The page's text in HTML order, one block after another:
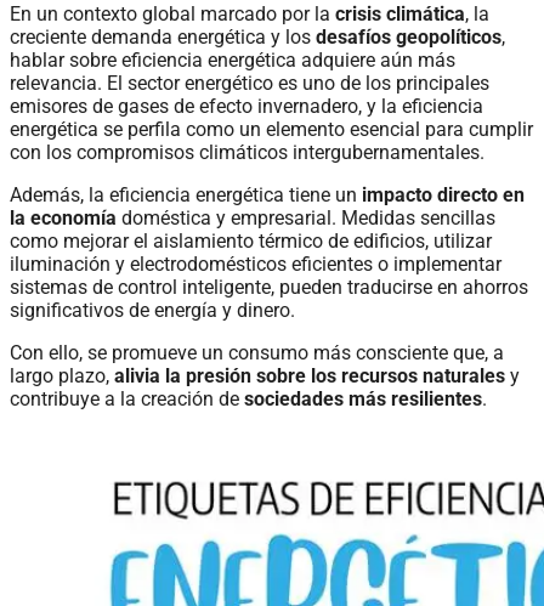
En un contexto global marcado por la crisis climática, la
creciente demanda energética y los desafíos geopolíticos,
hablar sobre eficiencia energética adquiere aún más
relevancia. El sector energético es uno de los principales
emisores de gases de efecto invernadero, y la eficiencia
energética se perfila como un elemento esencial para cumplir
con los compromisos climáticos intergubernamentales.
Además, la eficiencia energética tiene un impacto directo en
la economía doméstica y empresarial. Medidas sencillas
como mejorar el aislamiento térmico de edificios, utilizar
iluminación y electrodomésticos eficientes o implementar
sistemas de control inteligente, pueden traducirse en ahorros
significativos de energía y dinero.
Con ello, se promueve un consumo más consciente que, a
largo plazo, alivia la presión sobre los recursos naturales y
contribuye a la creación de sociedades más resilientes.